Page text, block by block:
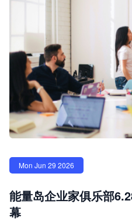
Mon Jun 29 2026
能量岛企业家俱乐部
幕